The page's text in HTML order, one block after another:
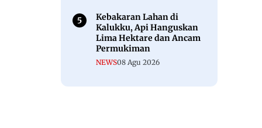
Kebakaran Lahan di
Kalukku, Api Hanguskan
Lima Hektare dan Ancam
Permukiman
NEWS08 Agu 2026